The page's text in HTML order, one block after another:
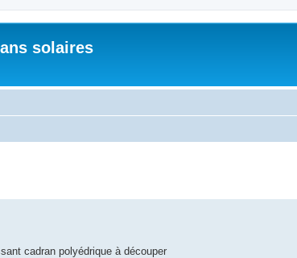
solaires
cadran polyédrique à découper